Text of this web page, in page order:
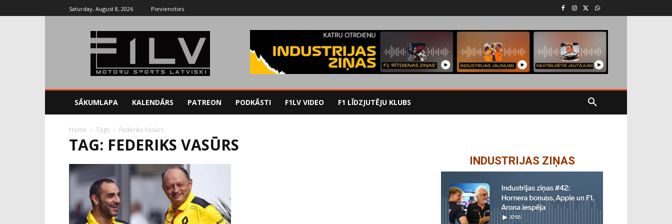
Saturday, August 8, 2026 Pievienoties
SĀKUMLAPA KALENDĀRS PATREON PODKĀSTI F1LV VIDEO F1 LĪDZJUTĒJU KLUBS
Home Tags Federiks Vasūrs
TAG: FEDERIKS VASŪRS
INDUSTRIJAS ZIŅAS